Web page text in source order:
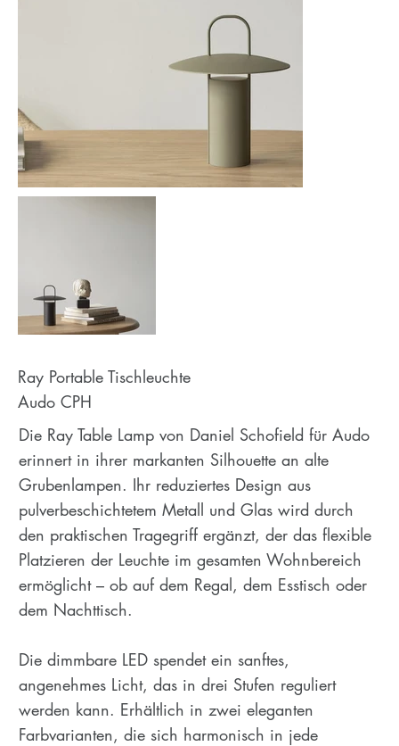
Ray Portable Tischleuchte
Audo CPH
Die Ray Table Lamp von Daniel Schofield für Audo
erinnert in ihrer markanten Silhouette an alte
Grubenlampen. Ihr reduziertes Design aus
pulverbeschichtetem Metall und Glas wird durch
den praktischen Tragegriff ergänzt, der das flexible
Platzieren der Leuchte im gesamten Wohnbereich
ermöglicht – ob auf dem Regal, dem Esstisch oder
dem Nachttisch.
Die dimmbare LED spendet ein sanftes,
angenehmes Licht, das in drei Stufen reguliert
werden kann. Erhältlich in zwei eleganten
Farbvarianten, die sich harmonisch in jede